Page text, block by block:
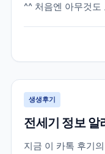
^^ 처음엔 아무것도
니다. 그러다가 큰
루대학교를 목표로
게 되었고,...
생생후기
전세기 정보
지금 이 카톡 후기